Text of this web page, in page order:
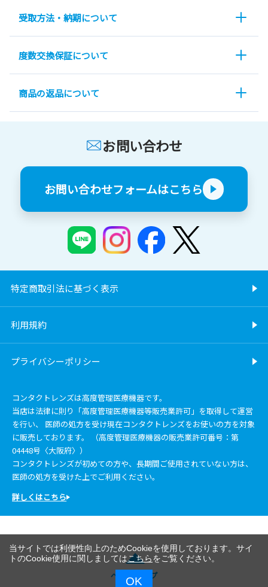
受取方法・納期について
度数交換保証について
商品の返品について
お問い合わせ
お問い合わせフォームはこちら
特定商取引法に基づく表示
利用規約
プライバシーポリシー
コンタクトレンズは高度管理医療機器です。
当店は法律に則り「高度管理医療機器等販売業許可」を取得して運営
を行い、 医師の処方を受け現在コンタクトレンズをお使いの方を対象
に販売しております。 （高度管理医療機器の販売業許可番号：第
04448号〈大阪府〉）
コンタクトレンズが初めての方や、長期間ご使用されていない方は、
医師の処方を受けた上でご利用ください。
詳しくはこちら
ページトップ
当サイトでは利便性向上のためCookieを使用しております。サイ
トのCookie使用に関しましてはこちらをご覧ください。
OK